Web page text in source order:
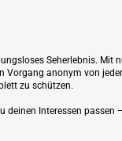
Seherlebnis. Mit
Vorgang anonym von
zu schützen.
deinen Interessen passen